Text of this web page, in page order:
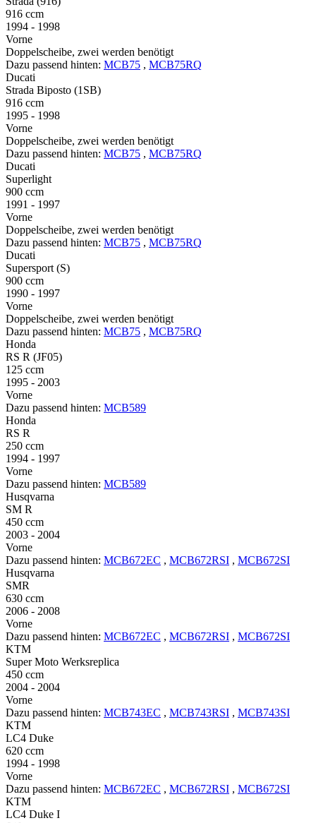
916 ccm
1994 - 1998
Vorne
Doppelscheibe, zwei werden benötigt
Dazu passend hinten: MCB75 , MCB75RQ
Ducati
Strada Biposto (1SB)
916 ccm
1995 - 1998
Vorne
Doppelscheibe, zwei werden benötigt
Dazu passend hinten: MCB75 , MCB75RQ
Ducati
Superlight
900 ccm
1991 - 1997
Vorne
Doppelscheibe, zwei werden benötigt
Dazu passend hinten: MCB75 , MCB75RQ
Ducati
Supersport (S)
900 ccm
1990 - 1997
Vorne
Doppelscheibe, zwei werden benötigt
Dazu passend hinten: MCB75 , MCB75RQ
Honda
RS R (JF05)
125 ccm
1995 - 2003
Vorne
Dazu passend hinten: MCB589
Honda
RS R
250 ccm
1994 - 1997
Vorne
Dazu passend hinten: MCB589
Husqvarna
SM R
450 ccm
2003 - 2004
Vorne
Dazu passend hinten: MCB672EC , MCB672RSI , MCB672SI
Husqvarna
SMR
630 ccm
2006 - 2008
Vorne
Dazu passend hinten: MCB672EC , MCB672RSI , MCB672SI
KTM
Super Moto Werksreplica
450 ccm
2004 - 2004
Vorne
Dazu passend hinten: MCB743EC , MCB743RSI , MCB743SI
KTM
LC4 Duke
620 ccm
1994 - 1998
Vorne
Dazu passend hinten: MCB672EC , MCB672RSI , MCB672SI
KTM
LC4 Duke I